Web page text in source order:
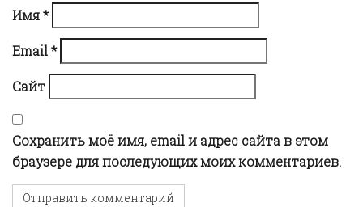
i
o
n
Имя*
Email*
Сайт
Сохранить моё имя, email и адрес сайта в этом
браузере для последующих моих комментариев.